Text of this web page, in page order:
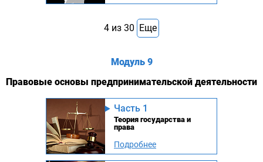
4 из 30 Еще
Модуль 9
Правовые основы предпринимательской деятельности
Часть 1
Теория государства и
права
Подробнее